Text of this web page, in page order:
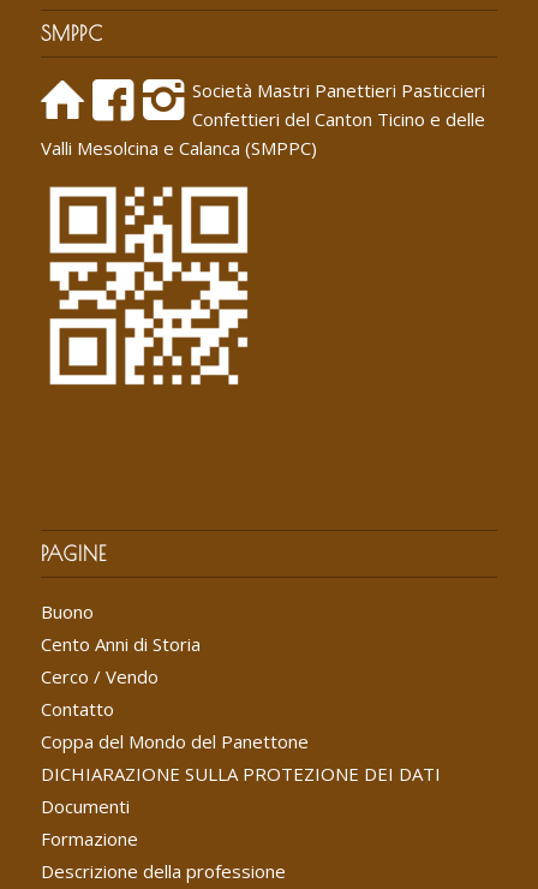
SMPPC
Società Mastri Panettieri Pasticcieri
Confettieri del Canton Ticino e delle
Valli Mesolcina e Calanca (SMPPC)
PAGINE
Buono
Cento Anni di Storia
Cerco / Vendo
Contatto
Coppa del Mondo del Panettone
DICHIARAZIONE SULLA PROTEZIONE DEI DATI
Documenti
Formazione
Descrizione della professione